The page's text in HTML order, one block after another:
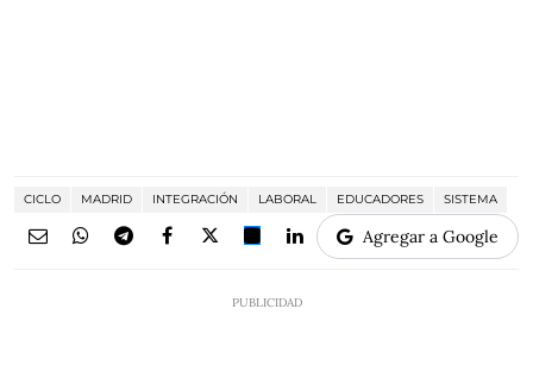
CICLO MADRID INTEGRACIÓN LABORAL EDUCADORES SISTEMA
Agregar a Google